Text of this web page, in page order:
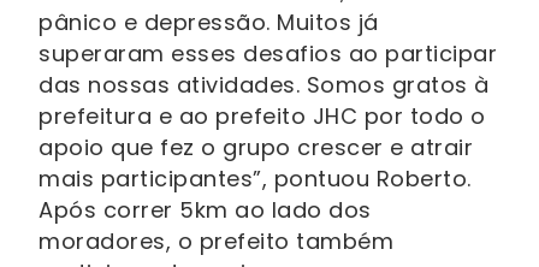
pânico e depressão. Muitos já
superaram esses desafios ao participar
das nossas atividades. Somos gratos à
prefeitura e ao prefeito JHC por todo o
apoio que fez o grupo crescer e atrair
mais participantes”, pontuou Roberto.
Após correr 5km ao lado dos
moradores, o prefeito também